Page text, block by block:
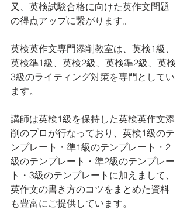
又、英検試験合格に向けた英作文問題
の得点アップに繋がります。
英検英作文専門添削教室は、英検1級、
英検準1級、英検2級、英検準2級、英検
3級のライティング対策を専門としてい
ます。
講師は英検1級を保持した英検英作文添
削のプロが行なっており、英検1級のテ
ンプレート・準1級のテンプレート・2
級のテンプレート・準2級のテンプレー
ト・3級のテンプレートに加えまして、
英作文の書き方のコツをまとめた資料
も豊富にご提供しています。